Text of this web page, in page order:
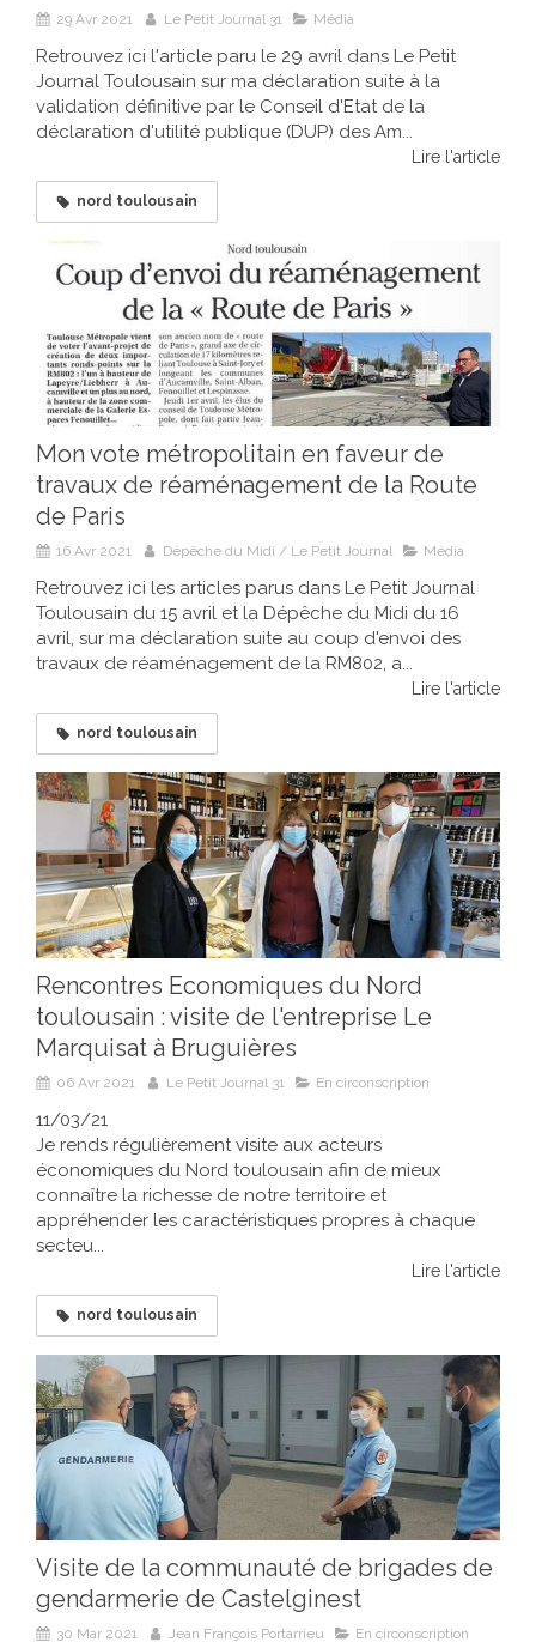
29 Avr 2021 Le Petit Journal 31 Média
Retrouvez ici l'article paru le 29 avril dans Le Petit
Journal Toulousain sur ma déclaration suite à la
validation définitive par le Conseil d'Etat de la
déclaration d'utilité publique (DUP) des Am...
Lire l'article
nord toulousain
Mon vote métropolitain en faveur de
travaux de réaménagement de la Route
de Paris
16 Avr 2021 Dépêche du Midi / Le Petit Journal Média
Retrouvez ici les articles parus dans Le Petit Journal
Toulousain du 15 avril et la Dépêche du Midi du 16
avril, sur ma déclaration suite au coup d'envoi des
travaux de réaménagement de la RM802, a...
Lire l'article
nord toulousain
Rencontres Economiques du Nord
toulousain : visite de l'entreprise Le
Marquisat à Bruguières
06 Avr 2021 Le Petit Journal 31 En circonscription
11/03/21
Je rends régulièrement visite aux acteurs
économiques du Nord toulousain afin de mieux
connaître la richesse de notre territoire et
appréhender les caractéristiques propres à chaque
secteu...
Lire l'article
nord toulousain
Visite de la communauté de brigades de
gendarmerie de Castelginest
30 Mar 2021 Jean François Portarrieu En circonscription